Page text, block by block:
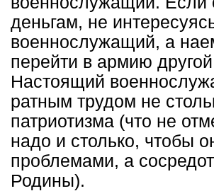
деньгам, не
военнослужащий, а
перейти в армию
Настоящий
ратным трудом не
патриотизма (что не
надо и столько, чтобы
проблемами, а
Родины).